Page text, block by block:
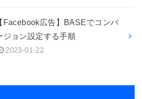
【Facebook広告】BASEでコンバ
ジョン設定する手順
2023-01-22